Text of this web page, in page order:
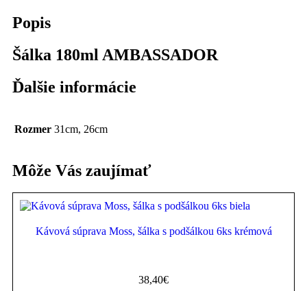
Popis
Šálka 180ml AMBASSADOR
Ďalšie informácie
Rozmer 31cm, 26cm
Môže Vás zaujímať
Kávová súprava Moss, šálka s podšálkou 6ks krémová
38,40€